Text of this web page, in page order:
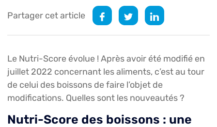
Partager cet article
Le Nutri-Score évolue ! Après avoir été modifié en
juillet 2022 concernant les aliments, c’est au tour
de celui des boissons de faire l’objet de
modifications. Quelles sont les nouveautés ?
Nutri-Score des boissons : une